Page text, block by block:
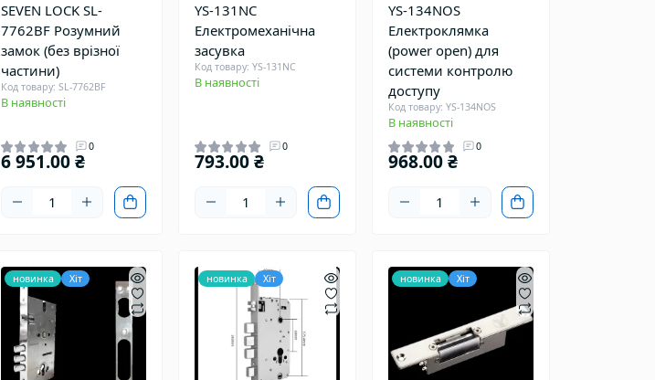
SEVEN LOCK SL-
7762BF Розумний
замок (без врізної
частини)
Код товару: SL-7762BF
В наявності
0
6 951.00 ₴
YS-131NC
Електромеханічна
засувка
Код товару: YS-131NC
В наявності
0
793.00 ₴
YS-134NOS
Електроклямка
(power open) для
системи контролю
доступу
Код товару: YS-134NOS
В наявності
0
968.00 ₴
новинка Хіт новинка Хіт новинка Хіт